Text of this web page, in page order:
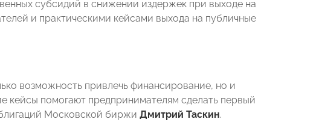
субсидий в снижении издержек при выходе на
и практическими кейсами выхода на публичные
возможность привлечь финансирование, но и
кейсы помогают предпринимателям сделать первый
Московской биржи Дмитрий Таскин.